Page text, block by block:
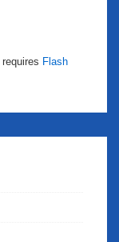
requires Flash